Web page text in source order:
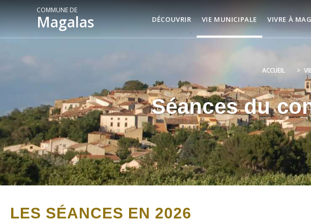
COMMUNE DE
Magalas DÉCOUVRIR VIE MUNICIPALE VIVRE À
ACCUEIL >
Séances du
LES SÉANCES EN 2026